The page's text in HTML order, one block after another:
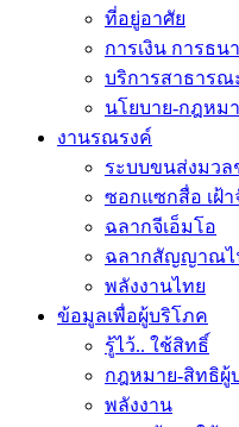
ที่อยู่อาศัย
การเงิน การธน
บริการสาธารณ
นโยบาย-กฎหม
งานรณรงค์
ระบบขนส่งมว
ซอกแซกสื่อ เฝ้
ฉลากจีเอ็มโอ
ฉลากสัญญาณไ
พลังงานไทย
ข้อมูลเพื่อผู้บริโภค
รู้ไว้.. ใช้สิทธิ์
กฎหมาย-สิทธิผู้
พลังงาน